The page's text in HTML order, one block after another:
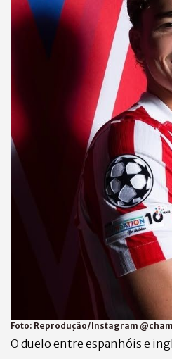
Foto: Reprodução/Instagram
O duelo entre espanhóis e